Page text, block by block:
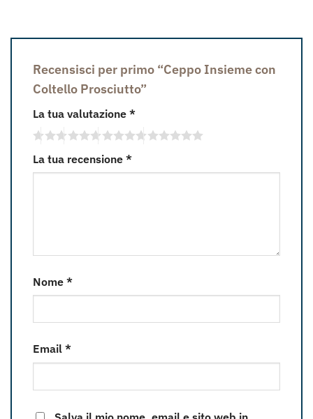
Recensisci per primo “Ceppo Insieme con
Coltello Prosciutto”
La tua valutazione *
La tua recensione *
Nome *
Email *